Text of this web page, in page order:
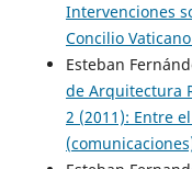
Intervenciones
Concilio
Esteban
de Arquitectura
2 (2011): Entre